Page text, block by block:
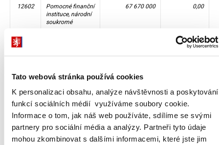
Tato webová stránka používá cookies
K personalizaci obsahu, analýze návštěvnosti a poskytování
funkcí sociálních médií využíváme soubory cookie.
Informace o tom, jak náš web používáte, sdílíme se svými
partnery pro sociální média a analýzy. Partneři tyto údaje
mohou zkombinovat s dalšími informacemi, které jste jim
12602
Pomocné finanční
instituce, národní
soukromé
67 670 000 0,00
12603
kontrolou
0,19
instituce a
12701
Kaptivní finanční
instituce a
půjčovatelé peněz,
12702
Kaptivní finanční
instituce a
238 000 000 0,01